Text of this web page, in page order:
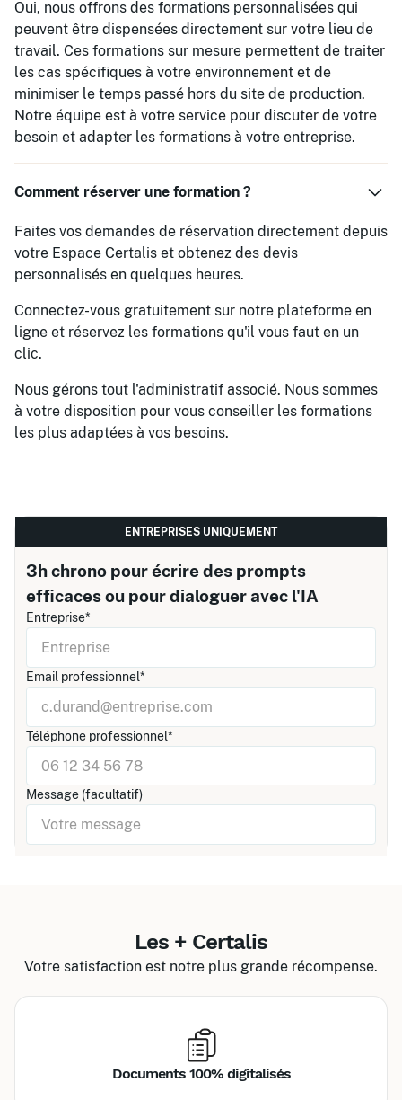
Oui, nous offrons des formations personnalisées qui
peuvent être dispensées directement sur votre lieu de
travail. Ces formations sur mesure permettent de traiter
les cas spécifiques à votre environnement et de
minimiser le temps passé hors du site de production.
Notre équipe est à votre service pour discuter de votre
besoin et adapter les formations à votre entreprise.
Comment réserver une formation ?
Faites vos demandes de réservation directement depuis
votre Espace Certalis et obtenez des devis
personnalisés en quelques heures.
Connectez-vous gratuitement sur notre plateforme en
ligne et réservez les formations qu'il vous faut en un
clic.
Nous gérons tout l'administratif associé. Nous sommes
à votre disposition pour vous conseiller les formations
les plus adaptées à vos besoins.
ENTREPRISES UNIQUEMENT
3h chrono pour écrire des prompts
efficaces ou pour dialoguer avec l'IA
Entreprise*
Email professionnel*
Téléphone professionnel*
Message (facultatif)
Les + Certalis
Votre satisfaction est notre plus grande récompense.
Documents 100% digitalisés